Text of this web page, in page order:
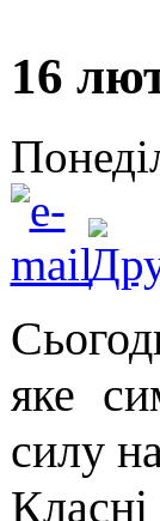
16
яке
силу